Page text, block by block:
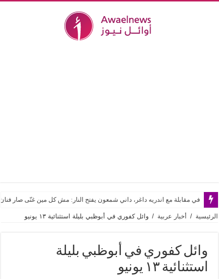
في مقابلة مع اندريه داغر، داني شمعون يفتح النار: مش كل مين غنّى صار
الرئيسية / أخبار عربية / وائل كفوري في أبوظبي بليلة استثنائية ١٣ يونيو
وائل كفوري في أبوظبي بليلة
استثنائية ١٣ يونيو